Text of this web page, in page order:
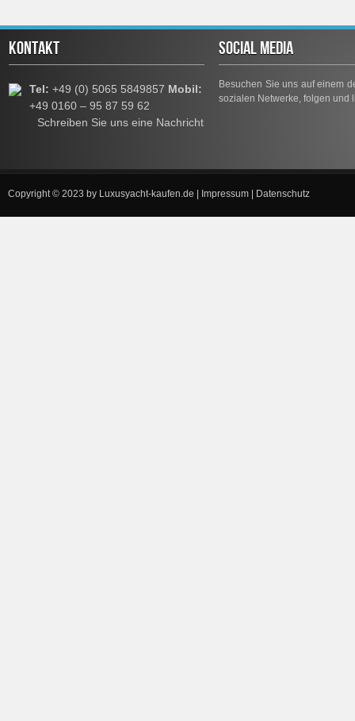
KONTAKT
Tel: +49 (0) 5065 5849857 Mobil:
+49 0160 – 95 87 59 62
Schreiben Sie uns eine Nachricht
SOCIAL MEDIA
Besuchen Sie uns auf einem
sozialen Netwerke, folgen und
Copyright © 2023 by Luxusyacht-kaufen.de Impressum Datenschutz